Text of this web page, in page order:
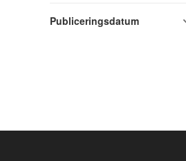
Publiceringsdatum